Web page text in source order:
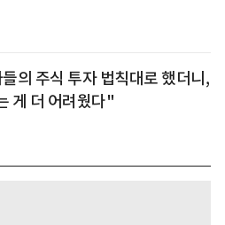
의 주식 투자 법칙대로 했더니,
게 더 어려웠다"